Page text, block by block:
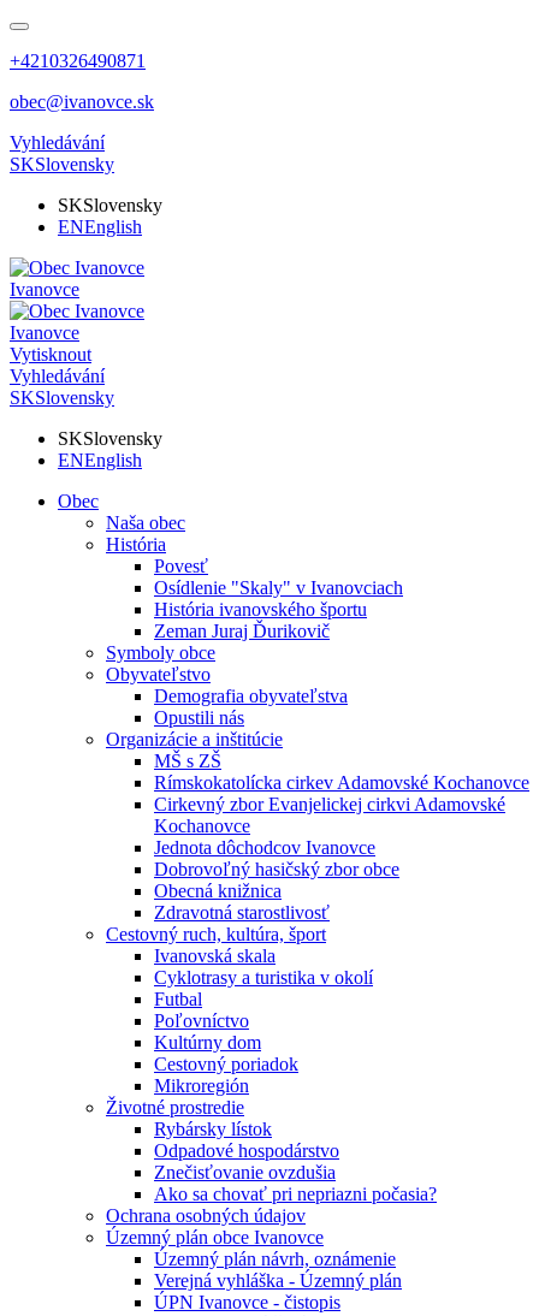
+4210326490871
obec@ivanovce.sk
Vyhledávání
SKSlovensky
SKSlovensky
ENEnglish
Ivanovce
Ivanovce
Vytisknout
Vyhledávání
SKSlovensky
SKSlovensky
ENEnglish
Obec
Naša obec
História
Povesť
Osídlenie "Skaly" v Ivanovciach
História ivanovského športu
Zeman Juraj Ďurikovič
Symboly obce
Obyvateľstvo
Demografia obyvateľstva
Opustili nás
Organizácie a inštitúcie
MŠ s ZŠ
Rímskokatolícka cirkev Adamovské Kochanovce
Cirkevný zbor Evanjelickej cirkvi Adamovské
Kochanovce
Jednota dôchodcov Ivanovce
Dobrovoľný hasičský zbor obce
Obecná knižnica
Zdravotná starostlivosť
Cestovný ruch, kultúra, šport
Ivanovská skala
Cyklotrasy a turistika v okolí
Futbal
Poľovníctvo
Kultúrny dom
Cestovný poriadok
Mikroregión
Životné prostredie
Rybársky lístok
Odpadové hospodárstvo
Znečisťovanie ovzdušia
Ako sa chovať pri nepriazni počasia?
Ochrana osobných údajov
Územný plán obce Ivanovce
Územný plán návrh, oznámenie
Verejná vyhláška - Územný plán
ÚPN Ivanovce - čistopis